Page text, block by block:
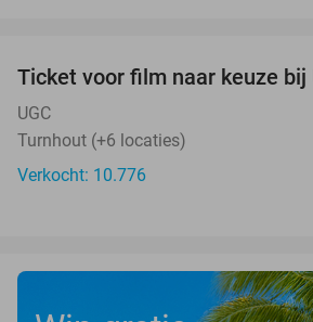
Ticket voor film naar keuze bij
UGC
Turnhout (+6 locaties)
Verkocht: 10.776